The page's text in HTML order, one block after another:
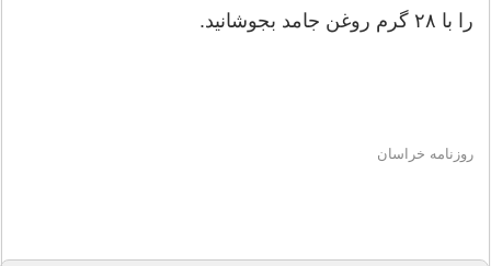
را با ۲۸ گرم روغن جامد بجوشانید.
روزنامه خراسان